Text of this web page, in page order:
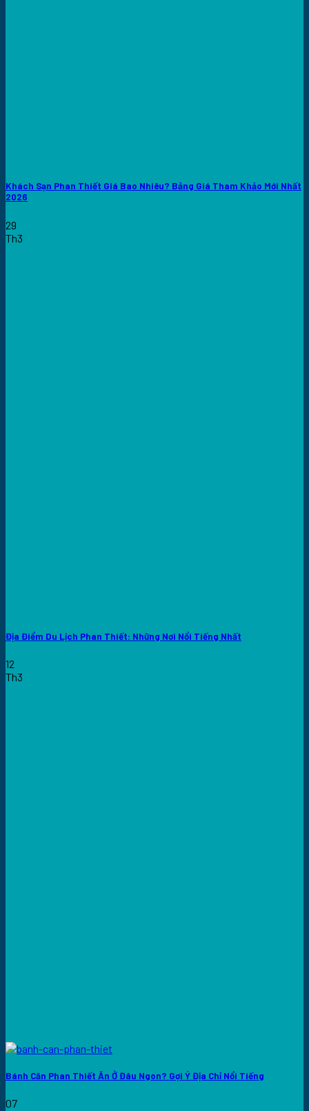
Khách Sạn Phan Thiết Giá Bao Nhiêu? Bảng Giá Tham Khảo Mới Nhất
2026
29
Th3
Địa Điểm Du Lịch Phan Thiết: Những Nơi Nổi Tiếng Nhất
12
Th3
Bánh Căn Phan Thiết Ăn Ở Đâu Ngon? Gợi Ý Địa Chỉ Nổi Tiếng
07